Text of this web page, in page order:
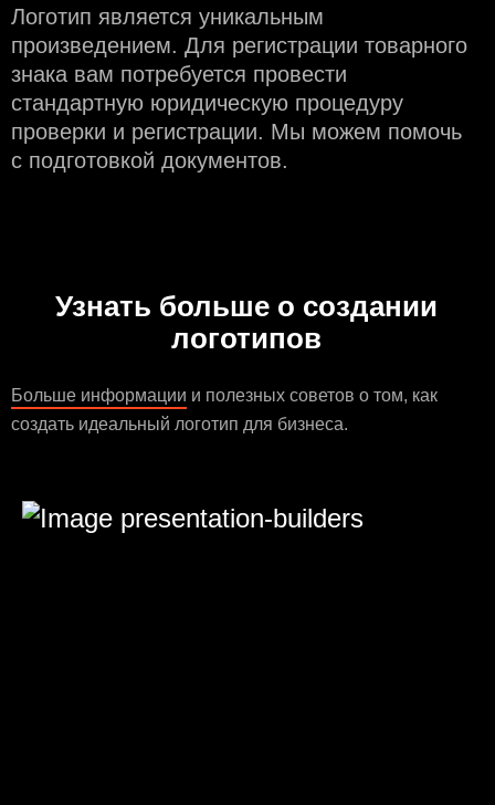
Логотип является уникальным
произведением. Для регистрации товарного
знака вам потребуется провести
стандартную юридическую процедуру
проверки и регистрации. Мы можем помочь
с подготовкой документов.
Узнать больше о создании
логотипов
Больше информации и полезных советов о том, как
создать идеальный логотип для бизнеса.